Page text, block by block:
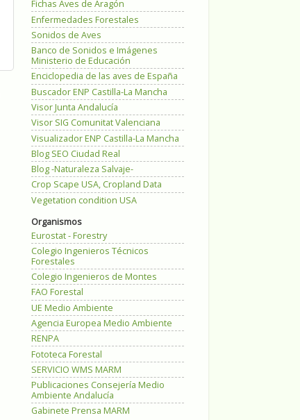
Fichas Aves de Aragón
Enfermedades Forestales
Sonidos de Aves
Banco de Sonidos e Imágenes
Ministerio de Educación
Enciclopedia de las aves de España
Buscador ENP Castilla-La Mancha
Visor Junta Andalucía
Visor SIG Comunitat Valenciana
Visualizador ENP Castilla-La Mancha
Blog SEO Ciudad Real
Blog -Naturaleza Salvaje-
Crop Scape USA, Cropland Data
Vegetation condition USA
Organismos
Eurostat - Forestry
Colegio Ingenieros Técnicos
Forestales
Colegio Ingenieros de Montes
FAO Forestal
UE Medio Ambiente
Agencia Europea Medio Ambiente
RENPA
Fototeca Forestal
SERVICIO WMS MARM
Publicaciones Consejería Medio
Ambiente Andalucía
Gabinete Prensa MARM